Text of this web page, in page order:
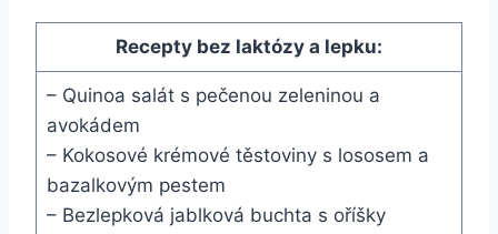
Recepty bez laktózy a lepku:
– Quinoa salát s pečenou zeleninou a
avokádem
– Kokosové krémové těstoviny s lososem a
bazalkovým pestem
– Bezlepková jablková buchta s oříšky